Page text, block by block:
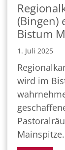
(Bingen)
Bistum
1. Juli 2025
wird im
Mainspitze.